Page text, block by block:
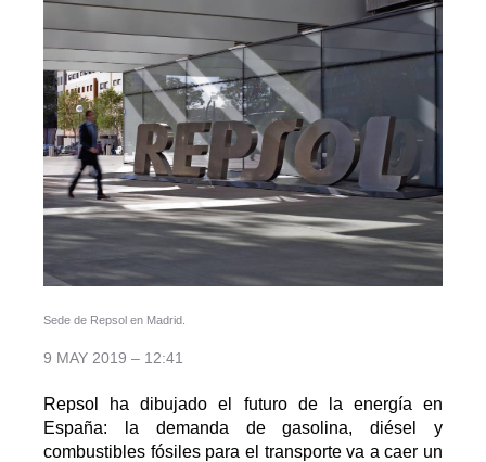
Sede de Repsol en Madrid.
9 MAY 2019 – 12:41
Repsol ha dibujado el futuro de la energía en
España: la demanda de gasolina, diésel y
combustibles fósiles para el transporte va a caer un